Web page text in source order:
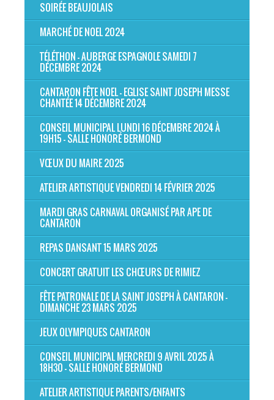
SOIRÉE BEAUJOLAIS
MARCHÉ DE NOEL 2024
TÉLÉTHON - AUBERGE ESPAGNOLE SAMEDI 7
DÉCEMBRE 2024
CANTARON FÊTE NOEL - EGLISE SAINT JOSEPH MESSE
CHANTÉE 14 DÉCEMBRE 2024
CONSEIL MUNICIPAL LUNDI 16 DÉCEMBRE 2024 À
19H15 - SALLE HONORÉ BERMOND
VŒUX DU MAIRE 2025
ATELIER ARTISTIQUE VENDREDI 14 FÉVRIER 2025
MARDI GRAS CARNAVAL ORGANISÉ PAR APE DE
CANTARON
REPAS DANSANT 15 MARS 2025
CONCERT GRATUIT LES CHŒURS DE RIMIEZ
FÊTE PATRONALE DE LA SAINT JOSEPH À CANTARON -
DIMANCHE 23 MARS 2025
JEUX OLYMPIQUES CANTARON
CONSEIL MUNICIPAL MERCREDI 9 AVRIL 2025 À
18H30 - SALLE HONORÉ BERMOND
ATELIER ARTISTIQUE PARENTS/ENFANTS